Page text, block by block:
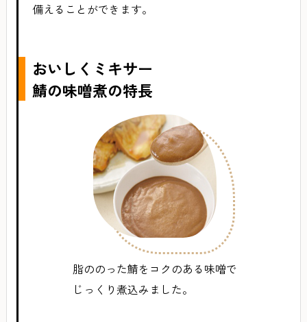
備えることができます。
おいしくミキサー
鯖の味噌煮の特長
脂ののった鯖をコクのある味噌で
じっくり煮込みました。